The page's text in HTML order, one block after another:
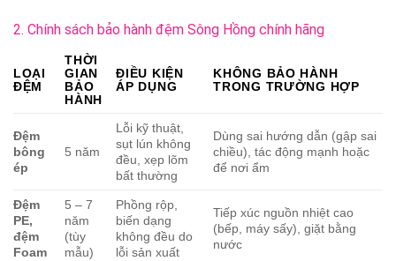
2. Chính sách bảo hành đệm Sông Hồng chính hãng
LOẠI
ĐỆM
THỜI
GIAN
BẢO
HÀNH
ĐIỀU KIỆN
ÁP DỤNG
KHÔNG BẢO HÀNH
TRONG TRƯỜNG HỢP
Đệm
bông
ép
5 năm
Lỗi kỹ thuật,
sụt lún không
đều, xẹp lõm
bất thường
Dùng sai hướng dẫn (gập sai
chiều), tác động mạnh hoặc
để nơi ẩm
Đệm
PE,
đệm
Foam
5 – 7
năm
(tùy
mẫu)
Phồng rộp,
biến dạng
không đều do
lỗi sản xuất
Tiếp xúc nguồn nhiệt cao
(bếp, máy sấy), giặt bằng
nước